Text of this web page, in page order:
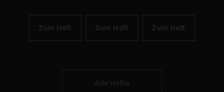
Zum Heft Zum Heft Zum Heft